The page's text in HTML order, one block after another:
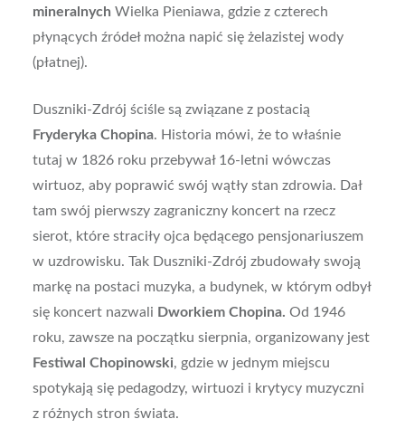
mineralnych Wielka Pieniawa, gdzie z czterech
płynących źródeł można napić się żelazistej wody
(płatnej).
Duszniki-Zdrój ściśle są związane z postacią
Fryderyka Chopina. Historia mówi, że to właśnie
tutaj w 1826 roku przebywał 16-letni wówczas
wirtuoz, aby poprawić swój wątły stan zdrowia. Dał
tam swój pierwszy zagraniczny koncert na rzecz
sierot, które straciły ojca będącego pensjonariuszem
w uzdrowisku. Tak Duszniki-Zdrój zbudowały swoją
markę na postaci muzyka, a budynek, w którym odbył
się koncert nazwali Dworkiem Chopina. Od 1946
roku, zawsze na początku sierpnia, organizowany jest
Festiwal Chopinowski, gdzie w jednym miejscu
spotykają się pedagodzy, wirtuozi i krytycy muzyczni
z różnych stron świata.